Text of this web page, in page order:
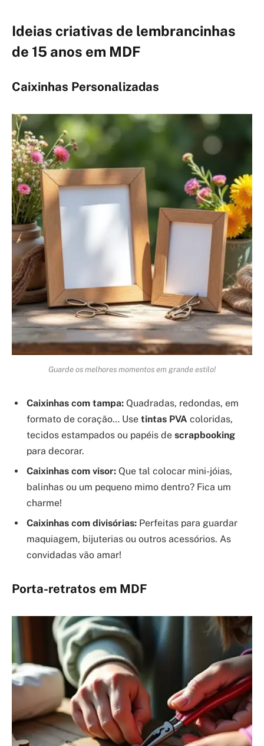
Ideias criativas de lembrancinhas
de 15 anos em MDF
Caixinhas Personalizadas
Guarde os melhores momentos em grande estilo!
Caixinhas com tampa: Quadradas, redondas, em
formato de coração… Use tintas PVA coloridas,
tecidos estampados ou papéis de scrapbooking
para decorar.
Caixinhas com visor: Que tal colocar mini-jóias,
balinhas ou um pequeno mimo dentro? Fica um
charme!
Caixinhas com divisórias: Perfeitas para guardar
maquiagem, bijuterias ou outros acessórios. As
convidadas vão amar!
Porta-retratos em MDF